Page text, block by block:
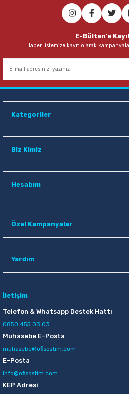
E-Bülten'e
Haber listemize kayıt olarak
Kategoriler
Biz Kimiz
Hesabım
Özel Kampanyalar
Yardım
İletişim
Telefon & Whatsapp Destek Hattı
0850 455 03 03
Muhasebe E-Posta
muhasebe@ofisostim.com
E-Posta
info@ofisostim.com
KEP Adresi